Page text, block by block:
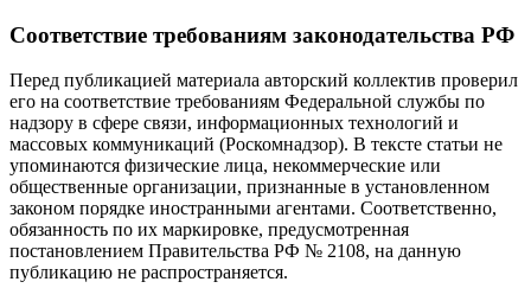
Соответствие требованиям законодательства РФ
Перед публикацией материала авторский коллектив проверил
его на соответствие требованиям Федеральной службы по
надзору в сфере связи, информационных технологий и
массовых коммуникаций (Роскомнадзор). В тексте статьи не
упоминаются физические лица, некоммерческие или
общественные организации, признанные в установленном
законом порядке иностранными агентами. Соответственно,
обязанность по их маркировке, предусмотренная
постановлением Правительства РФ № 2108, на данную
публикацию не распространяется.